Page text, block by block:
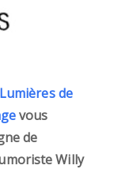
Lumières de
vous
de
Willy